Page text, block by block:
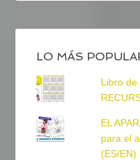
LO MÁS
Libro de
EL
para el
(ES/EN)